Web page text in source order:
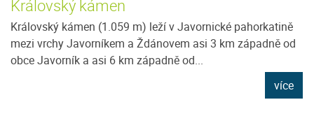
Královský kámen
Královský kámen (1.059 m) leží v Javornické pahorkatině
mezi vrchy Javorníkem a Ždánovem asi 3 km západně od
obce Javorník a asi 6 km západně od...
více